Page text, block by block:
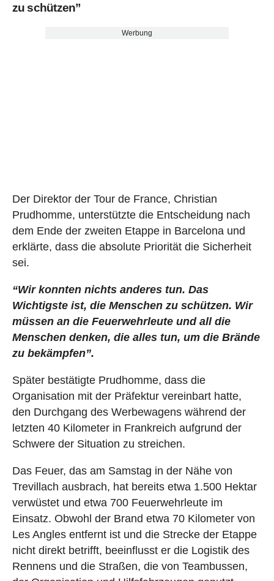
zu schützen”
Werbung
Der Direktor der Tour de France, Christian
Prudhomme, unterstützte die Entscheidung nach
dem Ende der zweiten Etappe in Barcelona und
erklärte, dass die absolute Priorität die Sicherheit
sei.
“Wir konnten nichts anderes tun. Das
Wichtigste ist, die Menschen zu schützen. Wir
müssen an die Feuerwehrleute und all die
Menschen denken, die alles tun, um die Brände
zu bekämpfen”.
Später bestätigte Prudhomme, dass die
Organisation mit der Präfektur vereinbart hatte,
den Durchgang des Werbewagens während der
letzten 40 Kilometer in Frankreich aufgrund der
Schwere der Situation zu streichen.
Das Feuer, das am Samstag in der Nähe von
Trevillach ausbrach, hat bereits etwa 1.500 Hektar
verwüstet und etwa 700 Feuerwehrleute im
Einsatz. Obwohl der Brand etwa 70 Kilometer von
Les Angles entfernt ist und die Strecke der Etappe
nicht direkt betrifft, beeinflusst er die Logistik des
Rennens und die Straßen, die von Teambussen,